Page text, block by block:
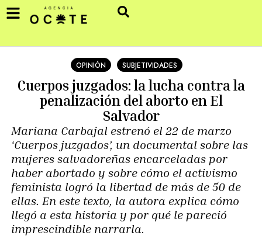
OPINIÓN SUBJETIVIDADES
Cuerpos juzgados: la lucha contra la
penalización del aborto en El
Salvador
Mariana Carbajal estrenó el 22 de marzo
‘Cuerpos juzgados’, un documental sobre las
mujeres salvadoreñas encarceladas por
haber abortado y sobre cómo el activismo
feminista logró la libertad de más de 50 de
ellas. En este texto, la autora explica cómo
llegó a esta historia y por qué le pareció
imprescindible narrarla.